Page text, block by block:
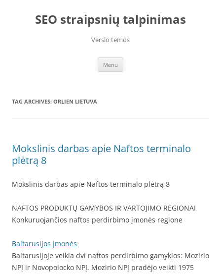
contentSEO straipsnių talpinimas
Verslo temos
Menu
TAG ARCHIVES: ORLIEN LIETUVA
Mokslinis darbas apie Naftos terminalo
plėtrą 8
Mokslinis darbas apie Naftos terminalo plėtrą 8
NAFTOS PRODUKTŲ GAMYBOS IR VARTOJIMO REGIONAI
Konkuruojančios naftos perdirbimo įmonės regione
Baltarusijos įmonės
Baltarusijoje veikia dvi naftos perdirbimo gamyklos: Mozirio
NPĮ ir Novopolocko NPĮ. Mozirio NPĮ pradėjo veikti 1975